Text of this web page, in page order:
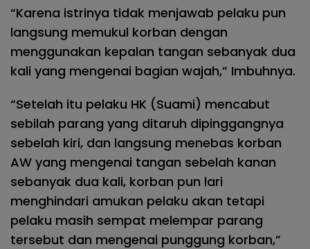
“Karena istrinya tidak menjawab pelaku pun
langsung memukul korban dengan
menggunakan kepalan tangan sebanyak dua
kali yang mengenai bagian wajah,” Imbuhnya.
“Setelah itu pelaku HK (Suami) mencabut
sebilah parang yang ditaruh dipinggangnya
sebelah kiri, dan langsung menebas korban
AW yang mengenai tangan sebelah kanan
sebanyak dua kali, korban pun lari
menghindari amukan pelaku akan tetapi
pelaku masih sempat melempar parang
tersebut dan mengenai punggung korban,”